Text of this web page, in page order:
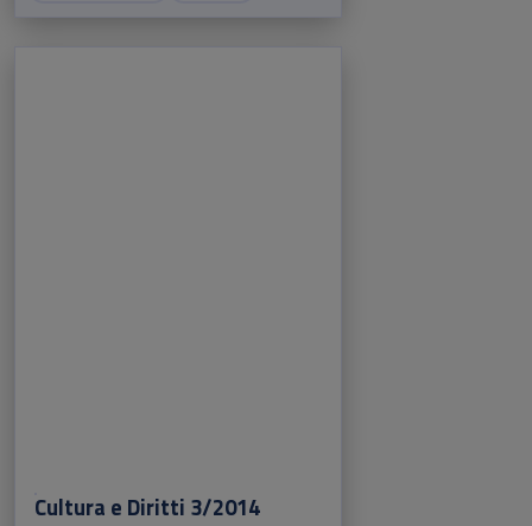
Cultura e Diritti 3/2014